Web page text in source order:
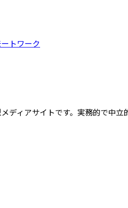
ートワーク
ィアサイトです。実務的で中